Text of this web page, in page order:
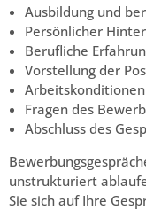
Ausbildung und
Persönlicher
Berufliche
Vorstellung der
Arbeitskonditionen
Fragen des
Abschluss des
unstrukturiert
Sie sich auf Ihre